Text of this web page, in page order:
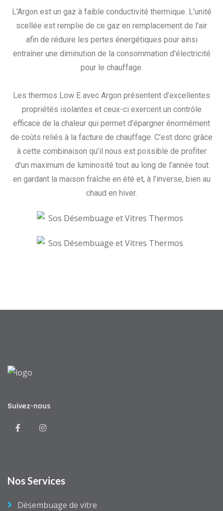
L'Argon est un gaz à faible conductivité thermique. L'unité
scellée est remplie de ce gaz en remplacement de l'air
afin de réduire les pertes énergétiques pour ainsi
entraîner une diminution de la consommation d'électricité
pour le chauffage.
Les thermos Low E avec Argon présentent d’excellentes
propriétés isolantes et ceux-ci exercent un contrôle
efficace de la chaleur qui permet d'épargner énormément
de coûts reliés à la facture de chauffage. C’est donc grâce
à cette combinaison qu’il nous est possible de profiter
d'un maximum de luminosité tout au long de l’année tout
en gardant la maison fraîche en été et, à l’inverse, bien au
chaud en hiver.
Suivez-nous
Nos Services
Désembuage de vitre